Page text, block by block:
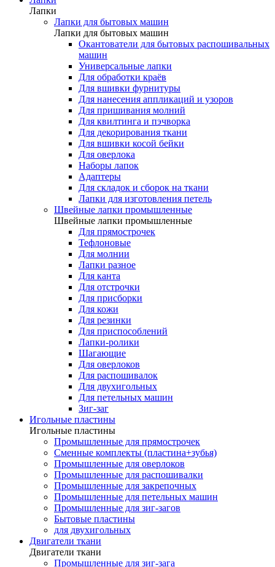
Лапки
Лапки для бытовых машин
Лапки для бытовых машин
Окантователи для бытовых распошивальных
машин
Универсальные лапки
Для обработки краёв
Для вшивки фурнитуры
Для нанесения аппликаций и узоров
Для пришивания молний
Для квилтинга и пэчворка
Для декорирования ткани
Для вшивки косой бейки
Для оверлока
Наборы лапок
Адаптеры
Для складок и сборок на ткани
Лапки для изготовления петель
Швейные лапки промышленные
Швейные лапки промышленные
Для прямострочек
Тефлоновые
Для молнии
Лапки разное
Для канта
Для отстрочки
Для присборки
Для кожи
Для резинки
Для приспособлений
Лапки-ролики
Шагающие
Для оверлоков
Для распошивалок
Для двухигольных
Для петельных машин
Зиг-заг
Игольные пластины
Игольные пластины
Промышленные для прямострочек
Сменные комплекты (пластина+зубья)
Промышленные для оверлоков
Промышленные для распошивалки
Промышленные для закрепочных
Промышленные для петельных машин
Промышленные для зиг-загов
Бытовые пластины
для двухигольных
Двигатели ткани
Двигатели ткани
Промышленные для зиг-зага